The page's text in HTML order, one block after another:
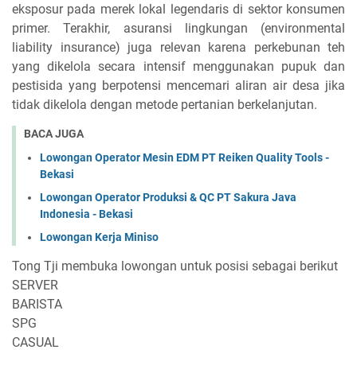
eksposur pada merek lokal legendaris di sektor konsumen
primer. Terakhir, asuransi lingkungan (environmental
liability insurance) juga relevan karena perkebunan teh
yang dikelola secara intensif menggunakan pupuk dan
pestisida yang berpotensi mencemari aliran air desa jika
tidak dikelola dengan metode pertanian berkelanjutan.
BACA JUGA
Lowongan Operator Mesin EDM PT Reiken Quality Tools -
Bekasi
Lowongan Operator Produksi & QC PT Sakura Java
Indonesia - Bekasi
Lowongan Kerja Miniso
Tong Tji membuka lowongan untuk posisi sebagai berikut
SERVER
BARISTA
SPG
CASUAL